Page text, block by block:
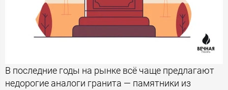
В последние годы на рынке всё чаще предлагают
недорогие аналоги гранита — памятники из